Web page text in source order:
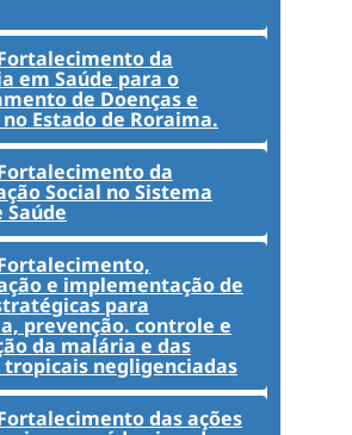
Fortalecimento da
em Saúde para o
de Doenças e
Estado de Roraima.
Fortalecimento da
Social no Sistema
Saúde
Fortalecimento,
e implementação de
para
prevenção. controle e
da malária e das
tropicais negligenciadas
Fortalecimento das ações